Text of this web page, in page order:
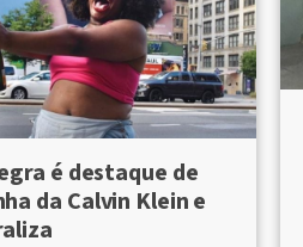
é destaque de
da Calvin Klein e